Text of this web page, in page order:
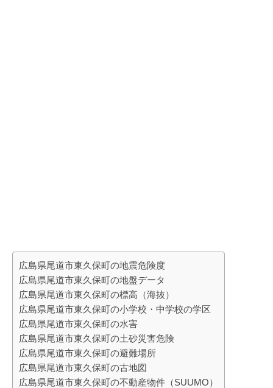
広島県尾道市東久保町の地震危険度
広島県尾道市東久保町の地盤データ
広島県尾道市東久保町の標高（海抜）
広島県尾道市東久保町の小学校・中学校の学区
広島県尾道市東久保町の水害
広島県尾道市東久保町の土砂災害危険
広島県尾道市東久保町の避難場所
広島県尾道市東久保町の古地図
広島県尾道市東久保町の不動産物件（SUUMO）